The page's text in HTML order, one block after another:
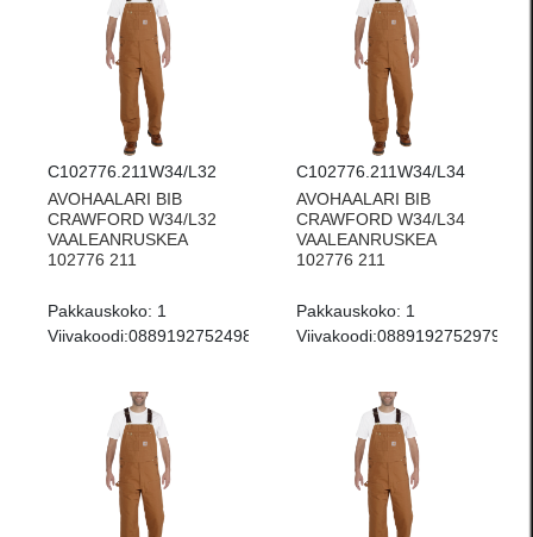
C102776.211W34/L32
AVOHAALARI BIB
CRAWFORD W34/L32
VAALEANRUSKEA
102776 211
Pakkauskoko: 1
Viivakoodi:0889192752498
C102776.211W34/L34
AVOHAALARI BIB
CRAWFORD W34/L34
VAALEANRUSKEA
102776 211
Pakkauskoko: 1
Viivakoodi:0889192752979